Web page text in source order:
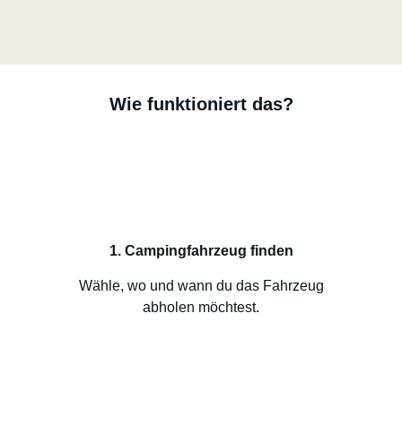
Wie funktioniert das?
1. Campingfahrzeug finden
Wähle, wo und wann du das Fahrzeug
abholen möchtest.